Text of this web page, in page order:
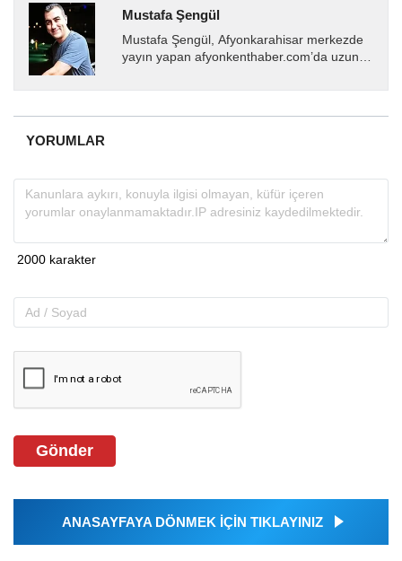
Mustafa Şengül
Mustafa Şengül, Afyonkarahisar merkezde
yayın yapan afyonkenthaber.com’da uzun
almakta, haber akışı...
YORUMLAR
Gönder
ANASAYFAYA DÖNMEK İÇİN TIKLAYINIZ